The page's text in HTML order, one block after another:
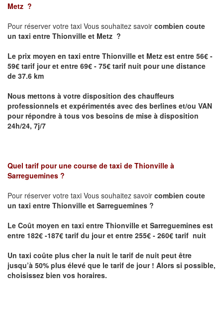
Metz ?
Pour réserver votre taxi Vous souhaitez savoir combien coute
un taxi entre Thionville et Metz ?
Le prix moyen en taxi entre Thionville et Metz est entre 56€ -
59€ tarif jour et entre 69€ - 75€ tarif nuit pour une distance
de 37.6 km
Nous mettons à votre disposition des chauffeurs
professionnels et expérimentés avec des berlines et/ou VAN
pour répondre à tous vos besoins de mise à disposition
24h/24, 7j/7
Quel tarif pour une course de taxi de Thionville à
Sarreguemines ?
Pour réserver votre taxi Vous souhaitez savoir combien coute
un taxi entre Thionville et Sarreguemines ?
Le Coût moyen en taxi entre Thionville et Sarreguemines est
entre 182€ -187€ tarif du jour et entre 255€ - 260€ tarif nuit
Un taxi coûte plus cher la nuit le tarif de nuit peut être
jusqu’à 50% plus élevé que le tarif de jour ! Alors si possible,
choisissez bien vos horaires.